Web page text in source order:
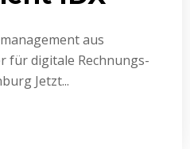
aus
für digitale Rechnungs­
Jetzt...